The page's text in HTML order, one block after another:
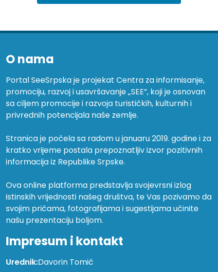
O nama
Portal SeeSrpska je projekat Centra za informisanje,
promociju, razvoj i usavršavanje „SEE”, koji je osnovan
sa ciljem promocije i razvoja turističkih, kulturnih i
privrednih potencijala naše zemlje.
Stranica je počela sa radom u januaru 2019. godine i za
kratko vrijeme postala prepoznatljiv izvor pozitivnih
informacija iz Republike Srpske.
Ova online platforma predstavlja svojevrsni izlog
istinskih vrijednosti našeg društva, te Vas pozivamo da
svojim pričama, fotografijama i sugestijama učinite
našu prezentaciju boljom.
Impresum i kontakt
Urednik:Davorin Tomić